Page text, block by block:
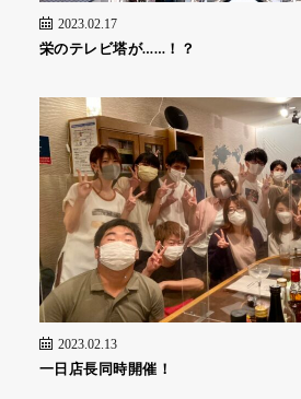
2023.02.17
栄のテレビ塔が……！？
2023.02.13
一日店長同時開催！